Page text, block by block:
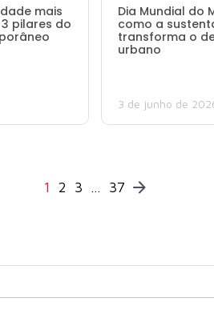
mais
pilares do
Dia Mundial do
como a
transforma o
urbano
3 de junho de
1 2 3 … 37